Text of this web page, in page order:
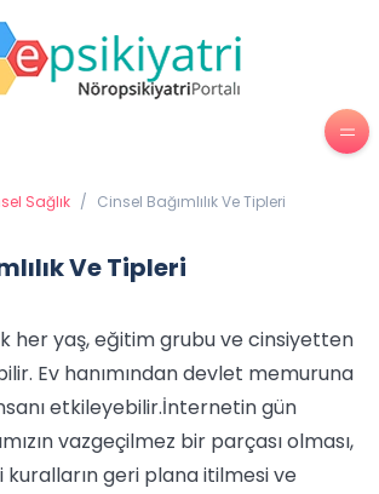
Sağlık / Cinsel Bağımlılık Ve Tipleri
Ve Tipleri
her yaş, eğitim grubu ve cinsiyetten
Ev hanımından devlet memuruna
etkileyebilir.İnternetin gün
vazgeçilmez bir parçası olması,
kuralların geri plana itilmesi ve